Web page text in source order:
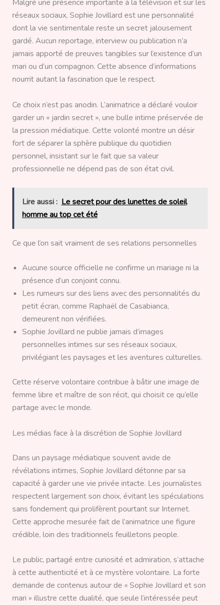
Malgré une présence importante à la télévision et sur les
réseaux sociaux, Sophie Jovillard est une personnalité
dont la vie sentimentale reste un secret jalousement
gardé. Aucun reportage, interview ou publication n’a
jamais apporté de preuves tangibles sur l’existence d’un
mari ou d’un compagnon. Cette absence d’informations
nourrit autant la fascination que le respect.
Ce choix n’est pas anodin. L’animatrice a déclaré vouloir
garder un « jardin secret », une bulle intime préservée de
la pression médiatique. Cette volonté montre un désir
fort de séparer la sphère publique du quotidien
personnel, insistant sur le fait que sa valeur
professionnelle ne dépend pas de son état civil.
Lire aussi : Le secret pour des lunettes de soleil
homme au top cet été
Ce que l’on sait vraiment de ses relations personnelles
Aucune source officielle ne confirme un mariage ni la
présence d’un conjoint connu.
Les rumeurs sur des liens avec des personnalités du
petit écran, comme Raphaël de Casabianca,
demeurent non vérifiées.
Sophie Jovillard ne publie jamais d’images
personnelles intimes sur ses réseaux sociaux,
privilégiant les paysages et les aventures culturelles.
Cette réserve volontaire contribue à bâtir une image de
femme libre et maître de son récit, qui choisit ce qu’elle
partage avec le monde.
Les médias face à la discrétion de Sophie Jovillard
Dans un paysage médiatique souvent avide de
révélations intimes, Sophie Jovillard détonne par sa
capacité à garder une vie privée intacte. Les journalistes
respectent largement son choix, évitant les spéculations
sans fondement qui prolifèrent pourtant sur Internet.
Cette approche mesurée fait de l’animatrice une figure
crédible, loin des traditionnels feuilletons people.
Le public, partagé entre curiosité et admiration, s’attache
à cette authenticité et à ce mystère volontaire. La forte
demande de contenus autour de « Sophie Jovillard et son
mari » illustre cette dualité, que seule l’intéressée peut